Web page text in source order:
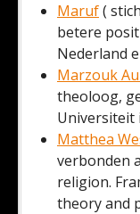
Maruf(
betere
Nederland
Marzouk
theoloog,
Universiteit
Matthea
verbonden
religion.
theory and